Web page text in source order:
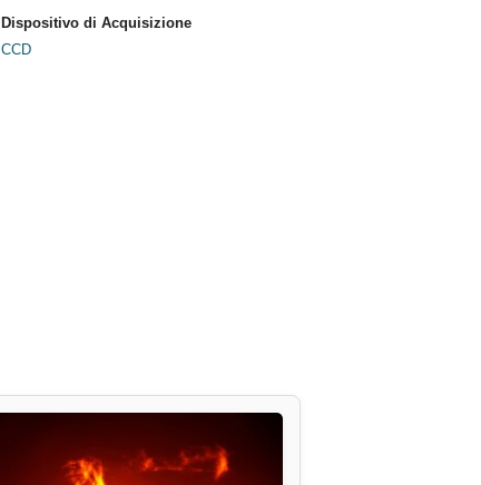
Dispositivo di Acquisizione
CCD